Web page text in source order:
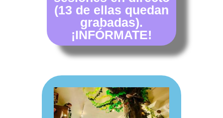
(13 de ellas quedan
grabadas).
¡INFÓRMATE!